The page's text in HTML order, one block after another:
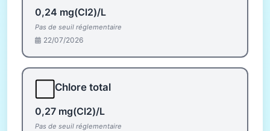
0,24 mg(Cl2)/L
Pas de seuil réglementaire
22/07/2026
Chlore total
0,27 mg(Cl2)/L
Pas de seuil réglementaire